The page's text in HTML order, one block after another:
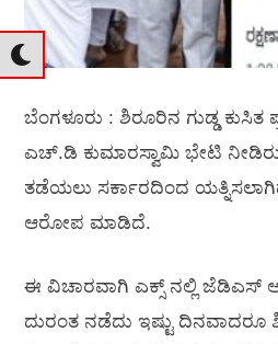
ಬೆಂಗಳೂರು : ಶಿರೂರಿನ ಗುಡ್ಡ ಕುಸಿತ
ಎಚ್‌.ಡಿ ಕುಮಾರಸ್ವಾಮಿ ಭೇಟಿ
ತಡೆಯಲು ಸರ್ಕಾರದಿಂದ
ಆರೋಪ ಮಾಡಿದೆ.
ಈ ವಿಚಾರವಾಗಿ ಎಕ್ಸ್‌ ನಲ್ಲಿ ಜೆಡಿಎಸ್‌
ದುರಂತ ನಡೆದು ಇಷ್ಟು ದಿನವಾದರೂ